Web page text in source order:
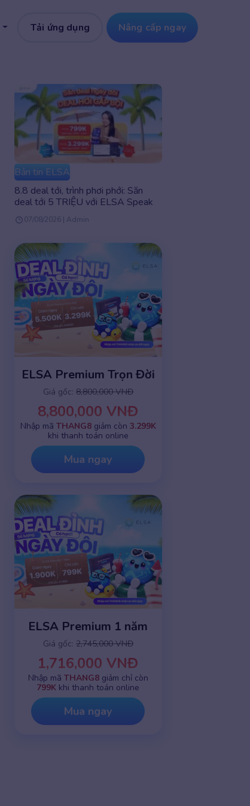
Tải ứng dụng Nâng cấp ngay
Bản tin ELSA
8.8 deal tới, trình phơi phới: Săn
deal tới 5 TRIỆU với ELSA Speak
07/08/2026 | Admin
ELSA Premium Trọn Đời
Giá gốc: 8,800,000 VNĐ
8,800,000 VNĐ
Nhập mã THANG8giảm còn 3.299K
khi thanh toán online
Mua ngay
ELSA Premium 1 năm
Giá gốc: 2,745,000 VNĐ
1,716,000 VNĐ
Nhập mã THANG8giảm chỉ còn
799K khi thanh toán online
Mua ngay